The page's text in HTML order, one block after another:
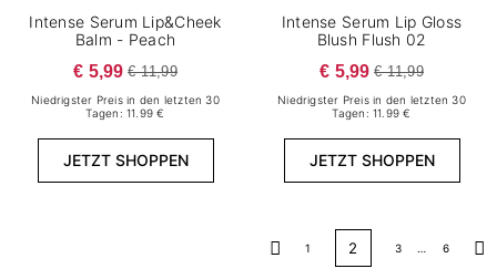
Intense Serum Lip&Cheek
Balm - Peach
€ 5,99 € 11,99
Niedrigster Preis in den letzten 30
Tagen: 11.99 €
JETZT SHOPPEN
Intense Serum Lip Gloss
Blush Flush 02
€ 5,99 € 11,99
Niedrigster Preis in den letzten 30
Tagen: 11.99 €
JETZT SHOPPEN
Zurück1 2 3 … 6